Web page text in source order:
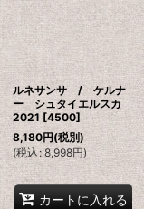
ルネサンサ / ケルナ
ー シュタイエルスカ
2021 [4500]
8,180円(税別)
(税込 : 8,998円)
カートに入れる